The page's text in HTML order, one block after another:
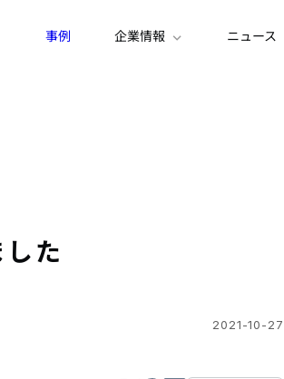
事例 企業情報 ニュース
た
2021-10-27